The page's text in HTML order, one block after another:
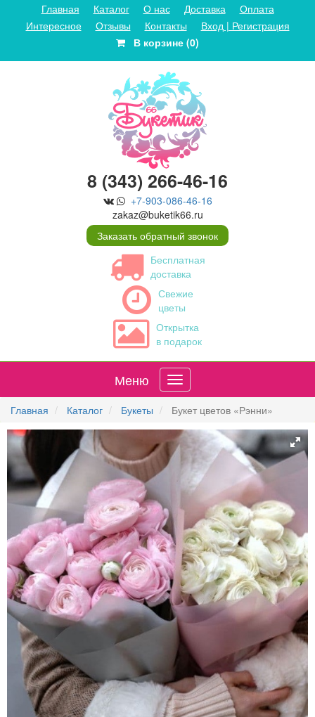
Главная Каталог О нас Доставка
Оплата
Интересное
Отзывы Контакты
Вход | Регистрация
В корзине (0)
8 (343) 266-46-16
+7-903-086-46-16
zakaz@buketik66.ru
Заказать обратный звонок
Бесплатная
доставка
Свежие
цветы
Открытка
в подарок
Меню
Главная Каталог Букеты Букет цветов «Рэнни»